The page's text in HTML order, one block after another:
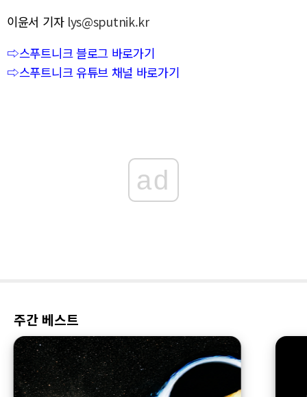
이윤서 기자 lys@sputnik.kr
⇨스푸트니크 블로그 바로가기
⇨스푸트니크 유튜브 채널 바로가기
ad
주간 베스트